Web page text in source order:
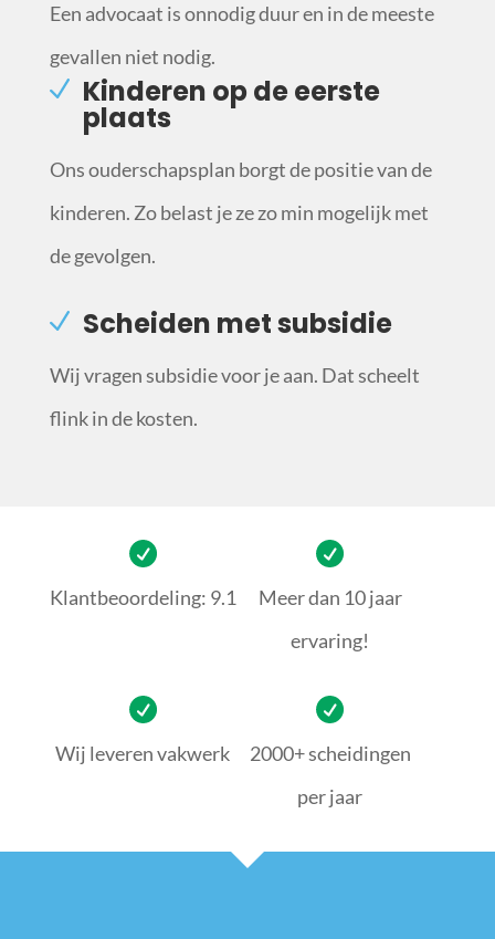
Een advocaat is onnodig duur en in de meeste
gevallen niet nodig.
Kinderen op de eerste
plaats
Ons ouderschapsplan borgt de positie van de
kinderen. Zo belast je ze zo min mogelijk met
de gevolgen.
Scheiden met subsidie
Wij vragen subsidie voor je aan. Dat scheelt
flink in de kosten.
Klantbeoordeling: 9.1
Meer dan 10 jaar
ervaring!
Wij leveren vakwerk
2000+ scheidingen
per jaar